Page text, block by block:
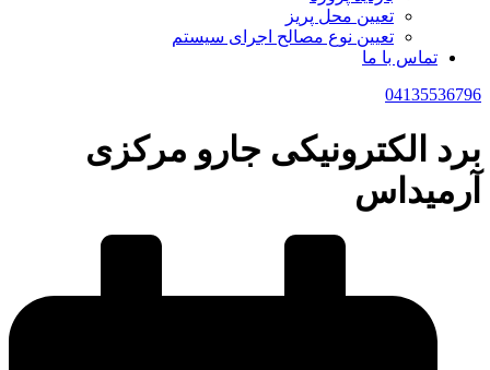
تعیین محل پریز
تعیین نوع مصالح اجرای سیستم
تماس با ما
04135536796
برد الکترونیکی جارو مرکزی
آرمیداس